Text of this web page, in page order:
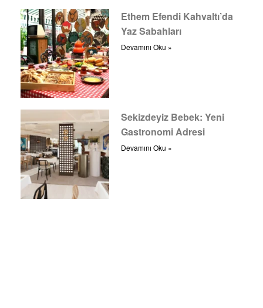
Ethem Efendi Kahvaltı’da
Yaz Sabahları
Devamını Oku »
Sekizdeyiz Bebek: Yeni
Gastronomi Adresi
Devamını Oku »